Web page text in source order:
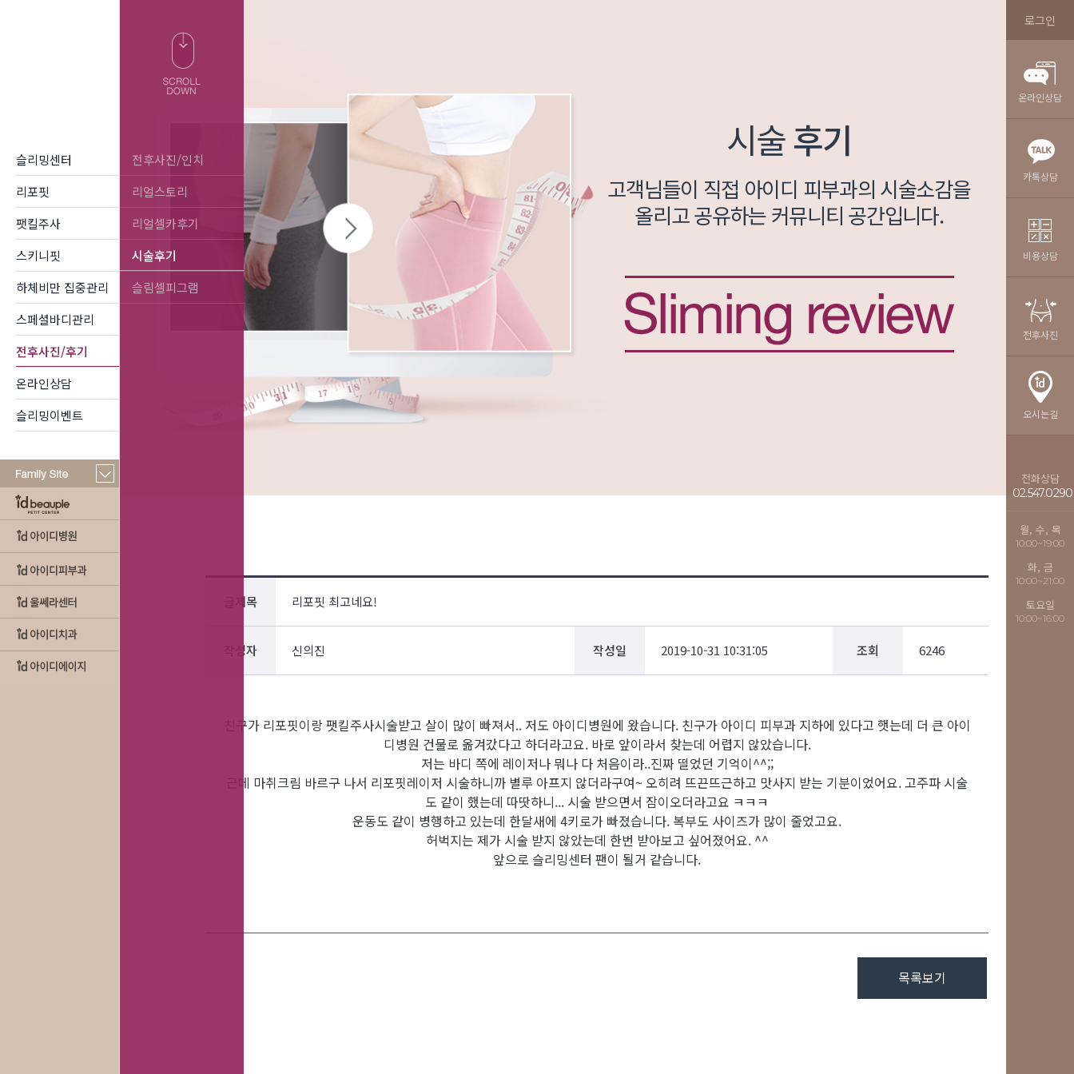
시술후기
고객님들이 직접 아이디 피부과의 시술소감을
올리고 공유하는 커뮤니티 공간입니다.
글제목 리포핏 최고네요!
작성자 신의진 작성일 2019-10-31 10:31:05 조회 6246
친구가 리포핏이랑 팻킬주사시술받고 살이 많이 빠져서.. 저도 아이디병원에 왔습니다. 친구가 아이디 피부과 지하에 있다고 햇는데 더 큰 아이
디병원 건물로 옮겨갔다고 하더라고요. 바로 앞이라서 찾는데 어렵지 않았습니다.
저는 바디 쪽에 레이저나 뭐나 다 처음이라..진짜 떨었던 기억이^^;;
근데 마취크림 바르구 나서 리포핏레이저 시술하니까 별루 아프지 않더라구여~ 오히려 뜨끈뜨근하고 맛사지 받는 기분이었어요. 고주파 시술
도 같이 했는데 따땃하니... 시술 받으면서 잠이오더라고요 ㅋㅋㅋ
운동도 같이 병행하고 있는데 한달새에 4키로가 빠졌습니다. 복부도 사이즈가 많이 줄었고요.
허벅지는 제가 시술 받지 않았는데 한번 받아보고 싶어졌어요. ^^
앞으로 슬리밍센터 팬이 될거 같습니다.
목록보기
슬리밍센터
리포핏
팻킬주사
스키니핏
하체비만 집중관리
스페셜바디관리
전후사진/후기
전후사진/인치
리얼스토리
리얼셀카후기
시술후기
슬림셀피그램
온라인상담
슬리밍이벤트
로그인
온라인상담
카톡상담
비용상담
전후사진
오시는길
전화상담
02.547.0290
월, 수, 목
10:00~19:00
화, 금
10:00~21:00
토요일
10:00~16:00